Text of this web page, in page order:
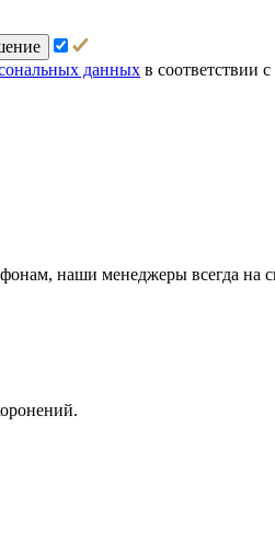
данных в соответствии с
наши менеджеры всегда на